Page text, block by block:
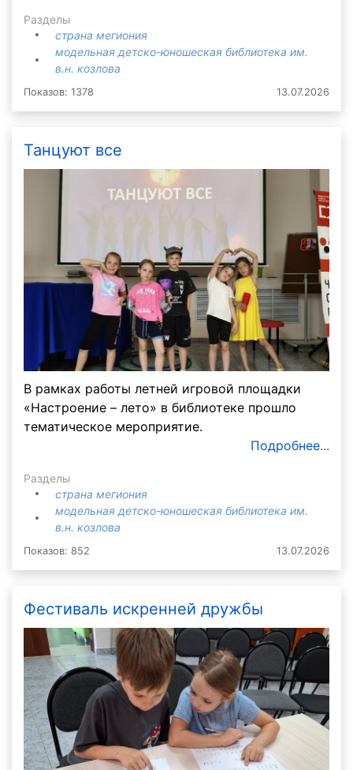
Разделы
страна мегиония
модельная детско-юношеская библиотека им.
в.н. козлова
Показов: 1378 13.07.2026
Танцуют все
В рамках работы летней игровой площадки
«Настроение – лето» в библиотеке прошло
тематическое мероприятие.
Подробнее...
Разделы
страна мегиония
модельная детско-юношеская библиотека им.
в.н. козлова
Показов: 852 13.07.2026
Фестиваль искренней дружбы